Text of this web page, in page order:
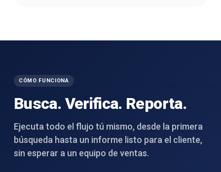
CÓMO FUNCIONA
Busca. Verifica. Reporta.
Ejecuta todo el flujo tú mismo, desde la primera
búsqueda hasta un informe listo para el cliente,
sin esperar a un equipo de ventas.